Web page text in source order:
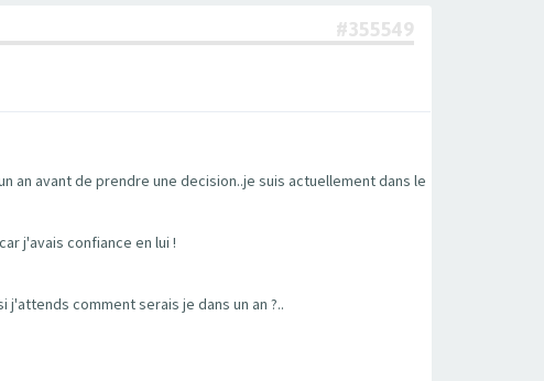
#355549
avant de prendre une decision..je suis actuellement dans le
j'avais confiance en lui !
comment serais je dans un an ?..